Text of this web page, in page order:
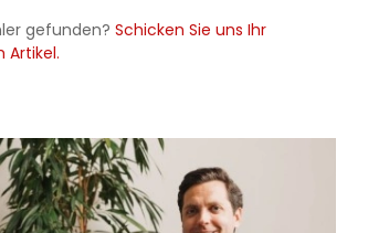
gefunden?Schicken Sie uns Ihr
Artikel.